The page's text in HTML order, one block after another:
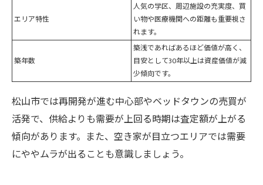
エリア特性
人気の学区、周辺施設の充実度、買
い物や医療機関への距離も重要視さ
れます。
築年数
築浅であればあるほど価値が高く、
目安として30年以上は資産価値が減
少傾向です。
松山市では再開発が進む中心部やベッドタウンの売買が
活発で、供給よりも需要が上回る時期は査定額が上がる
傾向があります。また、空き家が目立つエリアでは需要
にややムラが出ることも意識しましょう。